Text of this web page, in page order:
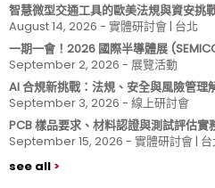
智慧微型交通工具的歐美法規與資安挑
August 14, 2026 - 實體研討會 | 台北
一期一會！2026 國際半導體展
September 2, 2026 - 展覽活動
AI 合規新挑戰：法規、安全與風險管理
September 3, 2026 - 線上研討會
PCB 樣品要求、材料認證與測試評估實
September 15, 2026 - 實體研討會 | 台
see all